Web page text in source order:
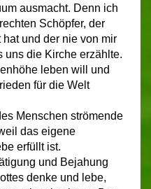
ausmacht. Denn ich
Schöpfer, der
und der nie von mir
uns die Kirche erzählte.
leben will und
für die Welt
Menschen strömende
das eigene
erfüllt ist.
und Bejahung
denke und lebe,